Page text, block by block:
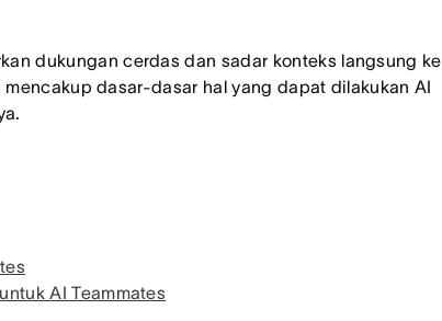
dukungan cerdas dan sadar konteks langsung ke
dasar-dasar hal yang dapat dilakukan AI
AI Teammates